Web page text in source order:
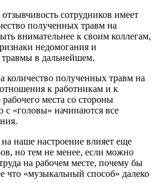
сотрудников имеет
полученных травм на
внимательнее к своим коллегам,
недомогания и
травмы в дальнейшем.
количество полученных травм на
к работникам и к
места со стороны
с «головы» начинаются все
наше настроение влияет еще
но тем не менее, если можно
на рабочем месте, почему бы
что «музыкальный способ» далеко